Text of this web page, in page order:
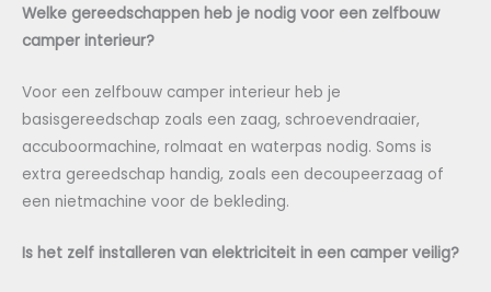
Welke gereedschappen heb je nodig voor een zelfbouw
camper interieur?
Voor een zelfbouw camper interieur heb je
basisgereedschap zoals een zaag, schroevendraaier,
accuboormachine, rolmaat en waterpas nodig. Soms is
extra gereedschap handig, zoals een decoupeerzaag of
een nietmachine voor de bekleding.
Is het zelf installeren van elektriciteit in een camper veilig?